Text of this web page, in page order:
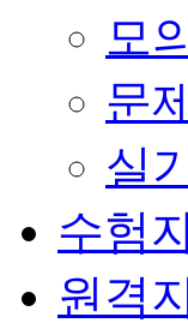
모
문
실
수험
원격